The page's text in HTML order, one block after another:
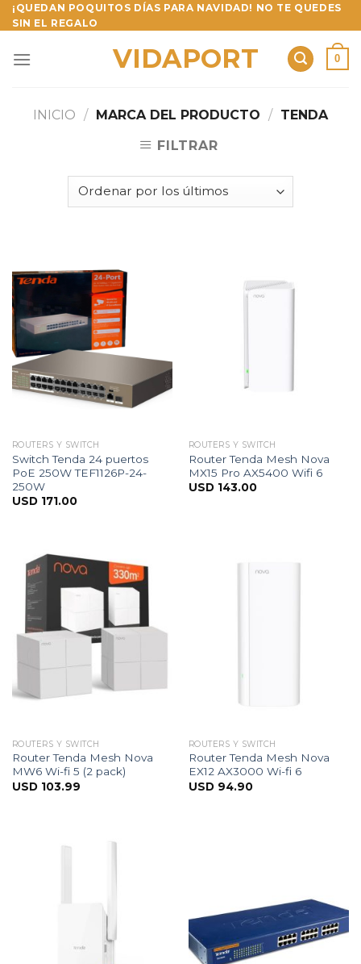
Skip
to
¡QUEDAN POQUITOS DÍAS PARA NAVIDAD! NO TE QUEDES
SIN EL REGALO
VIDAPORT 0
INICIO / MARCA DEL PRODUCTO / TENDA
FILTRAR
ROUTERS Y SWITCH
Switch Tenda 24 puertos
PoE 250W TEF1126P-24-
250W
USD 171.00
ROUTERS Y SWITCH
Router Tenda Mesh Nova
MX15 Pro AX5400 Wifi 6
USD 143.00
ROUTERS Y SWITCH
Router Tenda Mesh Nova
MW6 Wi-fi 5 (2 pack)
USD 103.99
ROUTERS Y SWITCH
Router Tenda Mesh Nova
EX12 AX3000 Wi-fi 6
USD 94.90